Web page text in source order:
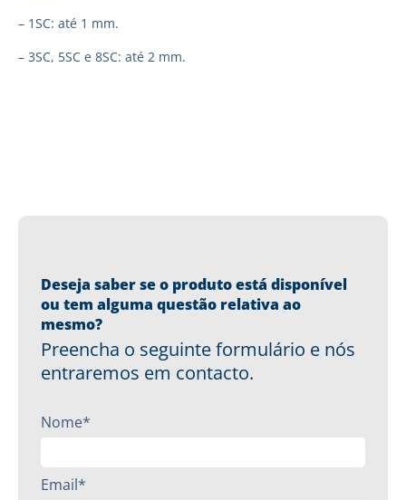
– 1SC: até 1 mm.
– 3SC, 5SC e 8SC: até 2 mm.
Deseja saber se o produto está disponível
ou tem alguma questão relativa ao
mesmo?
Preencha o seguinte formulário e nós
entraremos em contacto.
Nome*
Email*